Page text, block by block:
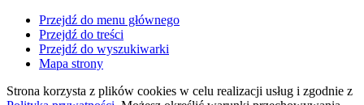
Przejdź do menu głównego
Przejdź do treści
Przejdź do wyszukiwarki
Mapa strony
Strona korzysta z plików cookies w celu realizacji usług i zgodnie z